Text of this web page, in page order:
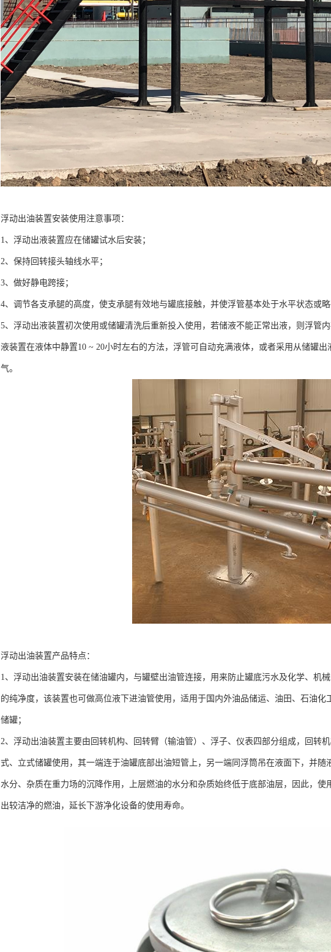
浮动出油装置安装使用注意事项：
1、浮动出液装置应在储罐试水后安装；
2、保持回转接头轴线水平；
3、做好静电跨接；
4、调节各支承腿的高度，使支承腿有效地与罐底接触，并使浮管基本处于水平状态或略
5、浮动出液装置初次使用或储罐清洗后重新投入使用，若储液不能正常出液，则浮管
液装置在液体中静置10 ~ 20小时左右的方法，浮管可自动充满液体，或者采用从储罐
气。
浮动出油装置产品特点：
1、浮动出油装置安装在储油罐内，与罐壁出油管连接，用来防止罐底污水及化学、机
的纯净度，该装置也可做高位液下进油管使用，适用于国内外油品储运、油田、石油
储罐；
2、浮动出油装置主要由回转机构、回转臂（输油管）、浮子、仪表四部分组成，回转
式、立式储罐使用，其一端连于油罐底部出油短管上，另一端同浮筒吊在液面下，并
水分、杂质在重力场的沉降作用，上层燃油的水分和杂质始终低于底部油层，因此，
出较洁净的燃油，延长下游净化设备的使用寿命。